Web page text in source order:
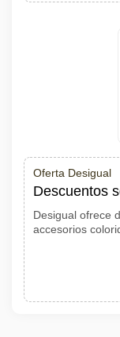
Oferta Desigual
Descuentos
Desigual ofrece
accesorios